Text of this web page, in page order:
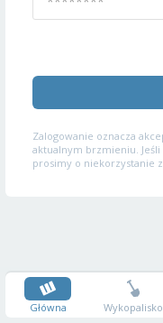
Zalogowanie oznacza
aktualnym brzmieniu. Jeśli
prosimy o niekorzystanie
Główna Wykopalisko